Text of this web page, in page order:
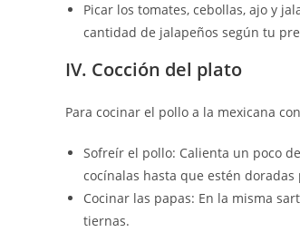
Picar los tomates, cebollas, ajo y
cantidad de jalapeños según tu
IV. Cocción del plato
Para cocinar el pollo a la mexicana
Sofreír el pollo: Calienta un poco
cocínalas hasta que estén doradas
Cocinar las papas: En la misma
tiernas.